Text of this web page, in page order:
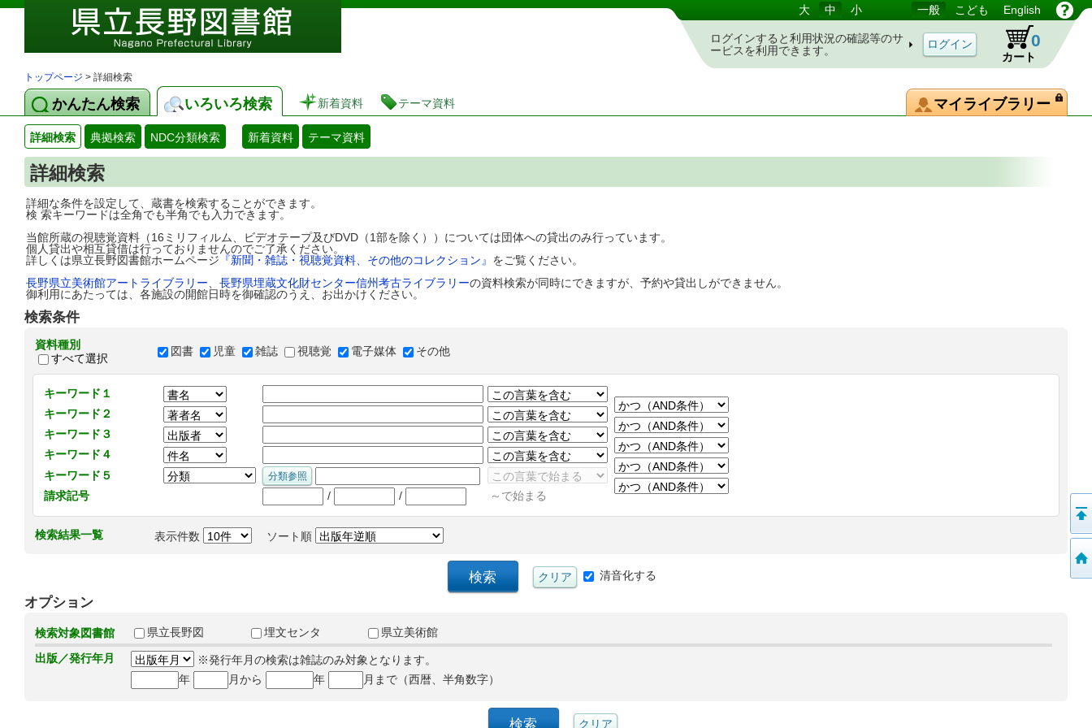
図書館 蔵書検索・予約システム 大 中 小 一般 こども English
ログインすると利用状況の確認等のサ
ービスを利用できます。
カート
0
トップページ > 詳細検索
かんたん検索 いろいろ検索 新着資料 テーマ資料 マイライブラリー
詳細検索 典拠検索 NDC分類検索 新着資料 テーマ資料
詳細検索
詳細な条件を設定して、蔵書を検索することができます。
検 索キーワードは全角でも半角でも入力できます。
当館所蔵の視聴覚資料（16ミリフィルム、ビデオテープ及びDVD（1部を除く））については団体への貸出のみ行っています。
個人貸出や相互貸借は行っておりませんのでご了承ください。
詳しくは県立長野図書館ホームページ 『新聞・雑誌・視聴覚資料、その他のコレクション』 をご覧ください。
長野県立美術館アートライブラリー
長野県埋蔵文化財センター信州考古ライブラリーの資料検索が同時にできますが、予約や貸出しができません。
御利用にあたっては、各施設の開館日時を御確認のうえ、お出かけください。
検索条件
資料種別
すべて選択
図書 児童 雑誌 視聴覚 電子媒体 その他
キーワード１
キーワード２
キーワード３
キーワード４
キーワード５
請求記号
/ / ～で始まる
検索結果一覧 表示件数 ソート順
清音化する
オプション
検索対象図書館 県立長野図 埋文センタ
県立美術館
出版／発行年月
※発行年月の検索は雑誌のみ対象となります。
年
月から 年 月まで（西暦、半角数字）